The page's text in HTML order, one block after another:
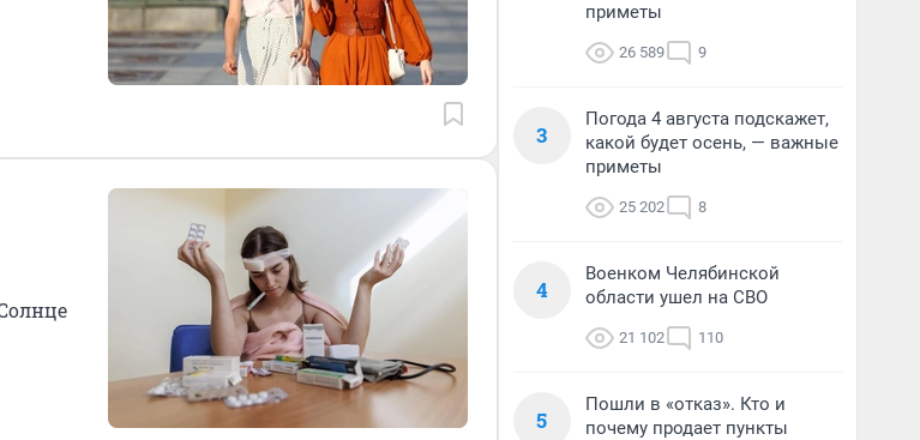
приметы
26 589 9
3
Погода 4 августа подскажет,
какой будет осень, — важные
приметы
25 202 8
4
Военком Челябинской
области ушел на СВО
21 102 110
5
Пошли в «отказ». Кто и
почему продает пункты